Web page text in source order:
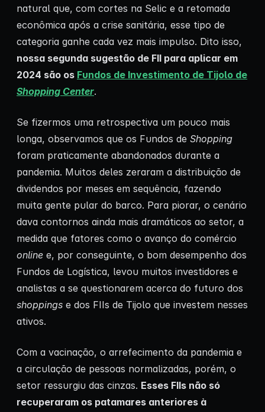
natural que, com cortes na Selic e a retomada
econômica após a crise sanitária, esse tipo de
categoria ganhe cada vez mais impulso. Dito isso,
nossa segunda sugestão de FII para aplicar em
2024 são os Fundos de Investimento de Tijolo de
Shopping Center.
Se fizermos uma retrospectiva um pouco mais
longa, observamos que os Fundos de Shopping
foram praticamente abandonados durante a
pandemia. Muitos deles zeraram a distribuição de
dividendos por meses em sequência, fazendo
muita gente pular do barco. Para piorar, o cenário
dava contornos ainda mais dramáticos ao setor, a
medida que fatores como o avanço do comércio
online e, por conseguinte, o bom desempenho dos
Fundos de Logística, levou muitos investidores e
analistas a se questionarem acerca do futuro dos
shoppings e dos FIIs de Tijolo que investem nesses
ativos.
Com a vacinação, o arrefecimento da pandemia e
a circulação de pessoas normalizadas, porém, o
setor ressurgiu das cinzas. Esses FIIs não só
recuperaram os patamares anteriores à